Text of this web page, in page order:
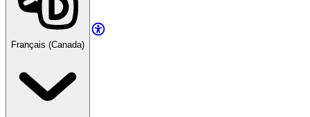
Français (Canada)